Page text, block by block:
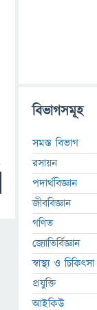
বিভাগসমূহ
সমস্ত বিভাগ
রসায়ন
পদার্থবিজ্ঞান
জীববিজ্ঞান
গণিত
জ্যোতির্বিজ্ঞান
স্বাস্থ্য ও চিকিৎসা
প্রযুক্তি
আইকিউ